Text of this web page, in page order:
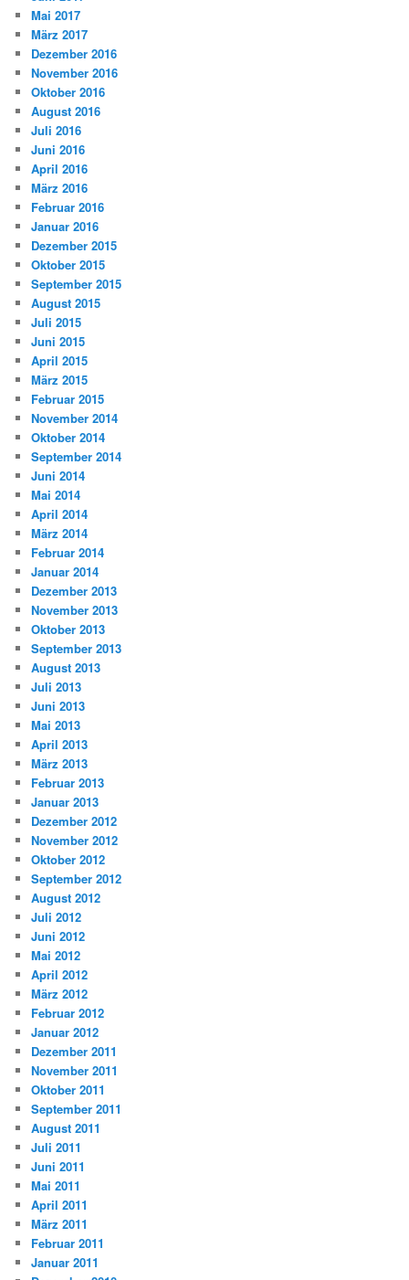
Mai 2017
März 2017
Dezember 2016
November 2016
Oktober 2016
August 2016
Juli 2016
Juni 2016
April 2016
März 2016
Februar 2016
Januar 2016
Dezember 2015
Oktober 2015
September 2015
August 2015
Juli 2015
Juni 2015
April 2015
März 2015
Februar 2015
November 2014
Oktober 2014
September 2014
Juni 2014
Mai 2014
April 2014
März 2014
Februar 2014
Januar 2014
Dezember 2013
November 2013
Oktober 2013
September 2013
August 2013
Juli 2013
Juni 2013
Mai 2013
April 2013
März 2013
Februar 2013
Januar 2013
Dezember 2012
November 2012
Oktober 2012
September 2012
August 2012
Juli 2012
Juni 2012
Mai 2012
April 2012
März 2012
Februar 2012
Januar 2012
Dezember 2011
November 2011
Oktober 2011
September 2011
August 2011
Juli 2011
Juni 2011
Mai 2011
April 2011
März 2011
Februar 2011
Januar 2011